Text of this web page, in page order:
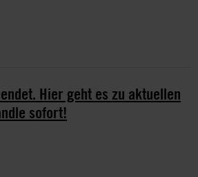
Hier geht es zu aktuellen
sofort!